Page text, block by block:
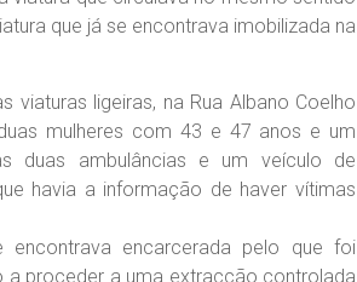
que já se encontrava imobilizada na
ligeiras, na Rua Albano Coelho
mulheres com 43 e 47 anos e um
duas ambulâncias e um veículo de
havia a informação de haver vítimas
encarcerada pelo que foi
a proceder a uma extracção controlada